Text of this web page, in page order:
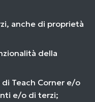
anche di proprietà
della
Teach Corner e/o
e/o di terzi;